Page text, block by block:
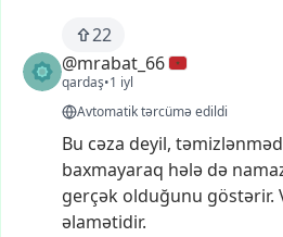
22
@mrabat_66
qardaş•1 iyl
Avtomatik tərcümə edildi
Bu cəza deyil,
baxmayaraq hələ də
gerçək olduğunu göstərir.
əlamətidir.